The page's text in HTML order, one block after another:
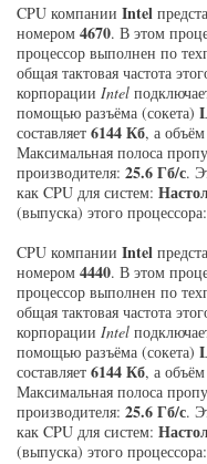
CPU компании Intel
номером 4670. В этом
процессор выполнен по
общая тактовая частота
корпорации Intel
помощью разъёма (сокета)
составляет 6144 Кб, а
Максимальная полоса
производителя: 25.6 Гб/с.
как CPU для систем:
(выпуска) этого процессора:
CPU компании Intel
номером 4440. В этом
процессор выполнен по
общая тактовая частота
корпорации Intel
помощью разъёма (сокета)
составляет 6144 Кб, а
Максимальная полоса
производителя: 25.6 Гб/с.
как CPU для систем:
(выпуска) этого процессора: